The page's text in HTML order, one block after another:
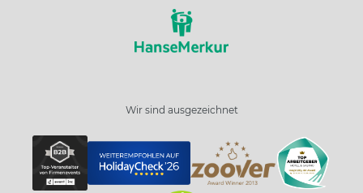
Wir sind ausgezeichnet